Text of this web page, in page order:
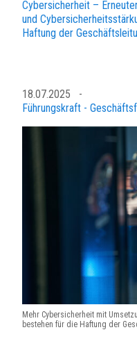
Cybersicherheit –
und
Haftung der
18.07.2025
-
Führungskraft -
Mehr Cybersicherheit mit
bestehen für die Haftung der